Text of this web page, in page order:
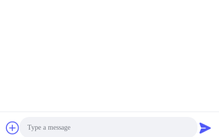
Guangdong Green&Health Intelligence Cold Chain Technology Co.,LTD